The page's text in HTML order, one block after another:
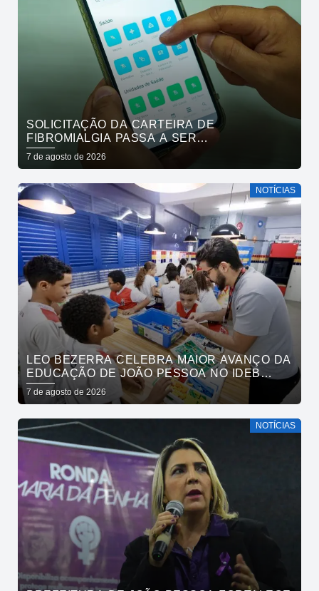
SOLICITAÇÃO DA CARTEIRA DE
FIBROMIALGIA PASSA A SER
EXCLUSIVAMENTE PELO APLICATIVO JOÃO
PESSOA NA PALMA DA MÃO
7 de agosto de 2026
NOTÍCIAS
LEO BEZERRA CELEBRA MAIOR AVANÇO DA
EDUCAÇÃO DE JOÃO PESSOA NO IDEB
ENTRE CAPITAIS DO NORDESTE
7 de agosto de 2026
NOTÍCIAS